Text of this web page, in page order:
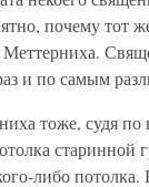
почему тот
и по самым
тоже, судя по
старинной
либо потолка.